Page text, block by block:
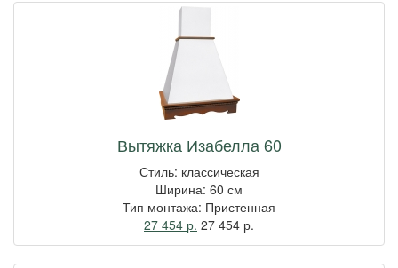
Вытяжка Изабелла 60
Стиль: классическая
Ширина: 60 см
Тип монтажа: Пристенная
27 454 р. 27 454 р.